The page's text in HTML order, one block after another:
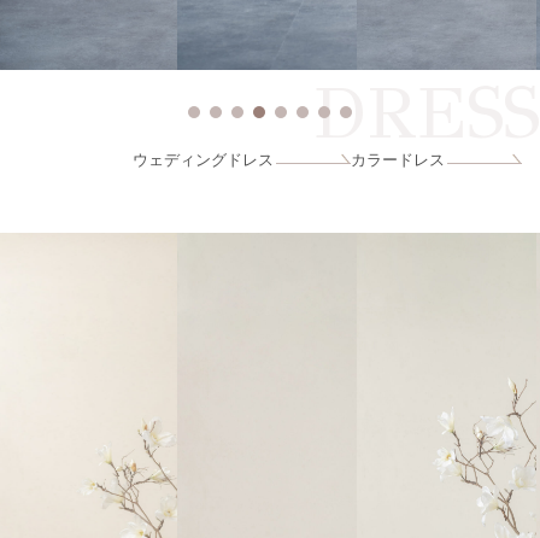
DRESS
ウェディングドレス カラードレス